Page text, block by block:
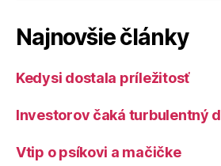
Najnovšie články
Kedysi dostala príležitosť
Investorov čaká turbulentný
Vtip o psíkovi a mačičke